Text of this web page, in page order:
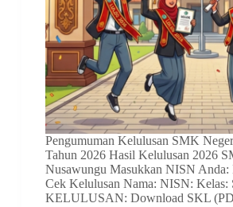
Pengumuman Kelulusan SMK
Tahun 2026 Hasil Kelulusan 2026
Nusawungu Masukkan NISN
Cek Kelulusan Nama: NISN: Kelas:
KELULUSAN: Download SKL